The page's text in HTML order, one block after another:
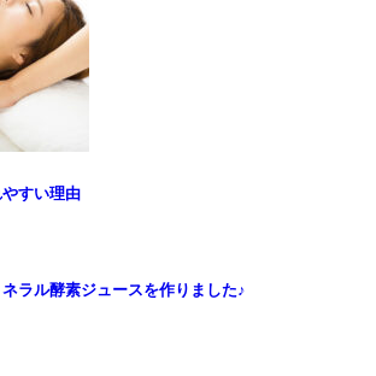
すい理由
ラル酵素ジュースを作りました♪